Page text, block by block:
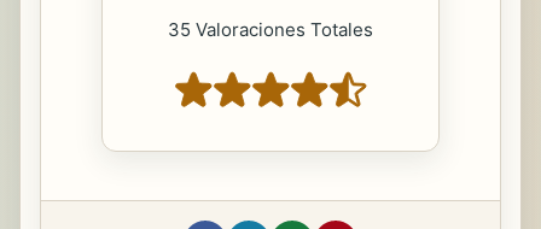
35 Valoraciones Totales